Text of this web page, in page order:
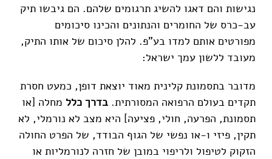
נגישות והם דאגו להשיג תרגומים שלהם. הם גיבשו תיק
עב-כרס של החומרים והנתונים והכינו סיכומים
מפורטים אותם למדו בע"פ. להלן סיכום של אותו התיק,
מעובד ללשון עמך ישראל:
מדובר בתסמונת קלינית מאוד יוצאת דופן, כמעט חסרת
תקדים בעולם הרפואה המסורתית. בדרך כלל מחלה [או
תסמונת, הפרעה, חולי, פציעה] היא מצב לא נורמלי, לא
תקין, פיזי ו-או נפשי של הגוף הבודד, של הפרט החולה
הזקוק לטיפול ולריפוי במובן של חזרה לנורמליות או